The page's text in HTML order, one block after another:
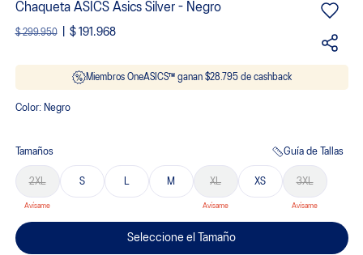
Chaqueta ASICS Asics Silver - Negro
$ 299.950 $ 191.968
Miembros OneASICS™ ganan $28.795de cashback
Color: Negro
Tamaños Guía de Tallas
2XL S L M XL XS 3XL
Seleccione el Tamaño